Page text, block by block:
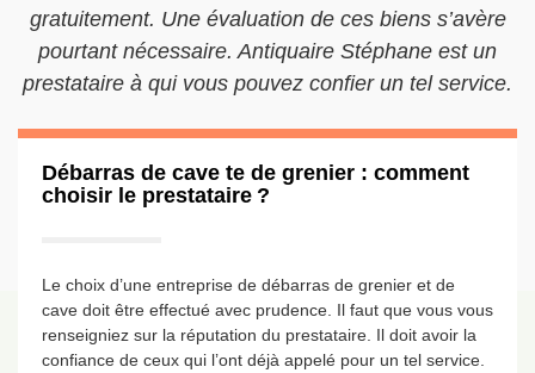
gratuitement. Une évaluation de ces biens s’avère
pourtant nécessaire. Antiquaire Stéphane est un
prestataire à qui vous pouvez confier un tel service.
Débarras de cave te de grenier : comment
choisir le prestataire ?
Le choix d’une entreprise de débarras de grenier et de
cave doit être effectué avec prudence. Il faut que vous vous
renseigniez sur la réputation du prestataire. Il doit avoir la
confiance de ceux qui l’ont déjà appelé pour un tel service.